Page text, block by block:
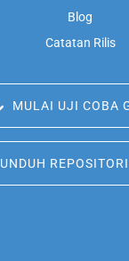
Blog
Catatan Rilis
MULAI UJI COBA
UNDUH